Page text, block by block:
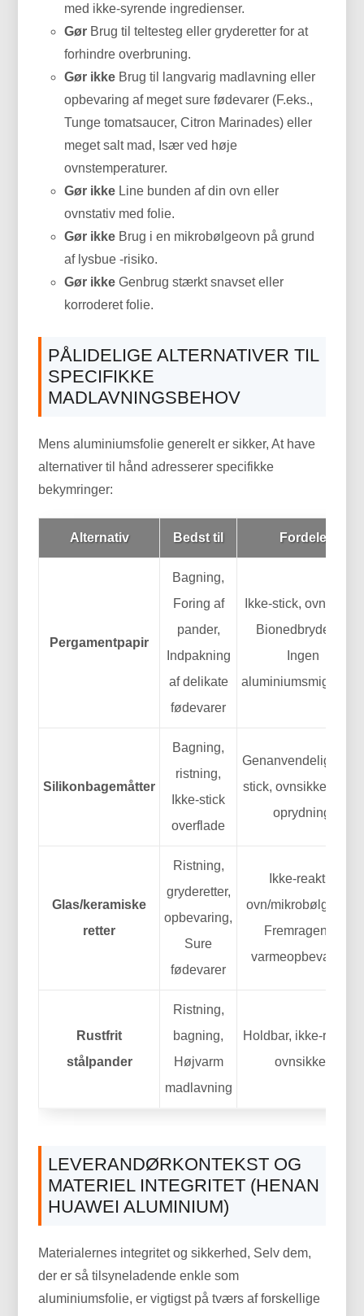
med ikke-syrende ingredienser.
Gør Brug til teltesteg eller gryderetter for at
forhindre overbruning.
Gør ikke Brug til langvarig madlavning eller
opbevaring af meget sure fødevarer (F.eks.,
Tunge tomatsaucer, Citron Marinades) eller
meget salt mad, Især ved høje
ovnstemperaturer.
Gør ikke Line bunden af ​​din ovn eller
ovnstativ med folie.
Gør ikke Brug i en mikrobølgeovn på grund
af lysbue -risiko.
Gør ikke Genbrug stærkt snavset eller
korroderet folie.
PÅLIDELIGE ALTERNATIVER TIL
SPECIFIKKE
MADLAVNINGSBEHOV
Mens aluminiumsfolie generelt er sikker, At have
alternativer til hånd adresserer specifikke
bekymringer:
Alternativ Bedst til Fordele
Pergamentpapir
Bagning,
Foring af
pander,
Indpakning
af delikate
fødevarer
Ikke-stick, ovnsikker,
Bionedbrydeligt,
Ingen
Silikonbagemåtter
Bagning,
ristning,
Ikke-stick
overflade
Genanvendelig, ikke-
stick, ovnsikker, Nem
oprydning.
Glas/keramiske
retter
Ristning,
gryderetter,
opbevaring,
Sure
fødevarer
Ikke-reaktiv,
ovn/mikrobølgeovn,
Fremragende
varmeopbevaring.
Rustfrit
stålpander
Ristning,
bagning,
Højvarm
madlavning
Holdbar, ikke-reaktiv,
ovnsikker.
LEVERANDØRKONTEKST OG
MATERIEL INTEGRITET (HENAN
HUAWEI ALUMINIUM)
Materialernes integritet og sikkerhed, Selv dem,
der er så tilsyneladende enkle som
aluminiumsfolie, er vigtigst på tværs af forskellige